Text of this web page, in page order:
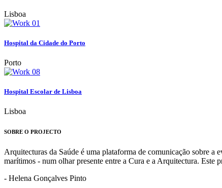
Lisboa
Hospital da Cidade do Porto
Porto
Hospital Escolar de Lisboa
Lisboa
SOBRE O PROJECTO
Arquitecturas da Saúde é uma plataforma de comunicação sobre a
marítimos - num olhar presente entre a Cura e a Arquitectura.
- Helena Gonçalves Pinto